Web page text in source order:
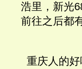
浩里，新光
前往之后都
重庆人的